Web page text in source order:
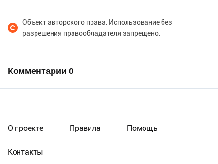
Объект авторского права. Использование без
разрешения правообладателя запрещено.
Комментарии 0
О проекте Правила Помощь
Контакты